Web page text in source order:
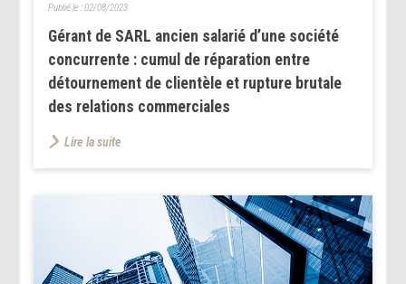
Gérant de SARL ancien salarié d’une société
concurrente : cumul de réparation entre
détournement de clientèle et rupture brutale
des relations commerciales
Publié le :02/08/2023
Lire la suite